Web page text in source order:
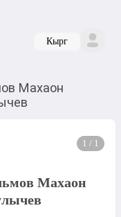
Кырг
Махаон
1 / 1
Махаон